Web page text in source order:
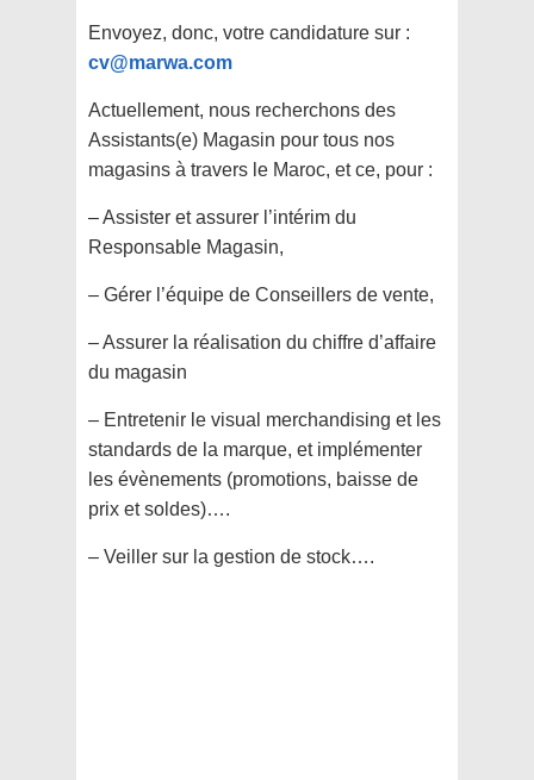
Envoyez, donc, votre candidature sur :
cv@marwa.com
Actuellement, nous recherchons des
Assistants(e) Magasin pour tous nos
magasins à travers le Maroc, et ce, pour :
– Assister et assurer l’intérim du
Responsable Magasin,
– Gérer l’équipe de Conseillers de vente,
– Assurer la réalisation du chiffre d’affaire
du magasin
– Entretenir le visual merchandising et les
standards de la marque, et implémenter
les évènements (promotions, baisse de
prix et soldes)….
– Veiller sur la gestion de stock….